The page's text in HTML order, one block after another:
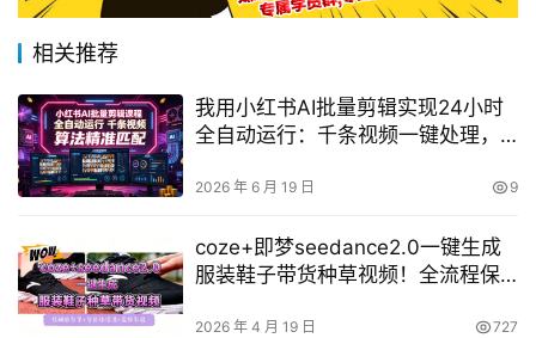
相关推荐
我用小红书AI批量剪辑实现24小时
全自动运行：千条视频一键处理，
2026 年 6 月 19 日 9
coze+即梦seedance2.0一键生成
服装鞋子带货种草视频！全流程保
2026 年 4 月 19 日 727